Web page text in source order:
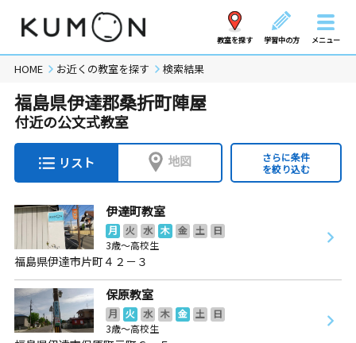
教室を探す 学習中の方 メニュー
HOME お近くの教室を探す 検索結果
福島県伊達郡桑折町陣屋
付近の公文式教室
リスト 地図
さらに条件
を絞り込む
伊達町教室
月 火 水 木 金 土
日
3歳～高校生
福島県伊達市片町４２－３
保原教室
月 火 水 木 金 土
日
3歳～高校生